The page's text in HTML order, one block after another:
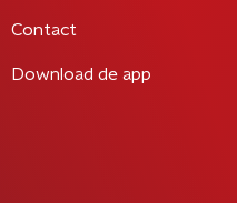
Contact
Download de app